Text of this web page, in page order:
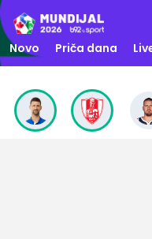
Novo Priča dana